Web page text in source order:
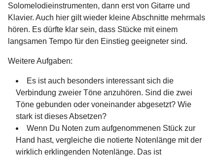
Solomelodieinstrumenten, dann erst von Gitarre und
Klavier. Auch hier gilt wieder kleine Abschnitte mehrmals
hören. Es dürfte klar sein, dass Stücke mit einem
langsamen Tempo für den Einstieg geeigneter sind.
Weitere Aufgaben:
Es ist auch besonders interessant sich die
Verbindung zweier Töne anzuhören. Sind die zwei
Töne gebunden oder voneinander abgesetzt? Wie
stark ist dieses Absetzen?
Wenn Du Noten zum aufgenommenen Stück zur
Hand hast, vergleiche die notierte Notenlänge mit der
wirklich erklingenden Notenlänge. Das ist